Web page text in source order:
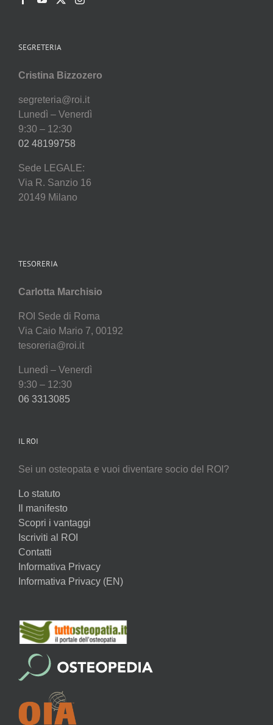
SEGRETERIA
Cristina Bizzozero
segreteria@roi.it
Lunedì – Venerdì
9:30 – 12:30
02 48199758
Sede LEGALE:
Via R. Sanzio 16
20149 Milano
TESORERIA
Carlotta Marchisio
ROI Sede di Roma
Via Caio Mario 7, 00192
tesoreria@roi.it
Lunedì – Venerdì
9:30 – 12:30
06 3313085
IL ROI
Sei un osteopata e vuoi diventare socio del ROI?
Lo statuto
Il manifesto
Scopri i vantaggi
Iscriviti al ROI
Contatti
Informativa Privacy
Informativa Privacy (EN)